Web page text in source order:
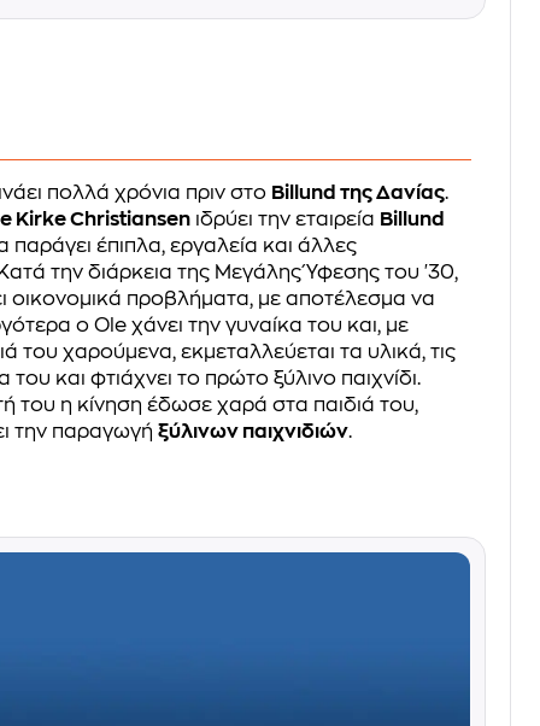
πολλά χρόνια πριν στο Billund της Δανίας.
Kirke Christiansen ιδρύει την εταιρεία Billund
παράγει έπιπλα, εργαλεία και άλλες
την διάρκεια της Μεγάλης Ύφεσης του '30,
οικονομικά προβλήματα, με αποτέλεσμα να
ο Ole χάνει την γυναίκα του και, με
του χαρούμενα, εκμεταλλεύεται τα υλικά, τις
του και φτιάχνει το πρώτο ξύλινο παιχνίδι.
του η κίνηση έδωσε χαρά στα παιδιά του,
την παραγωγήξύλινων παιχνιδιών.